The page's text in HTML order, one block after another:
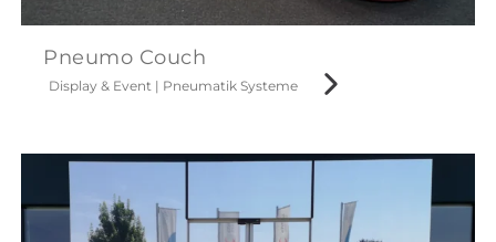
Pneumo Couch
Display & Event | Pneumatik Systeme